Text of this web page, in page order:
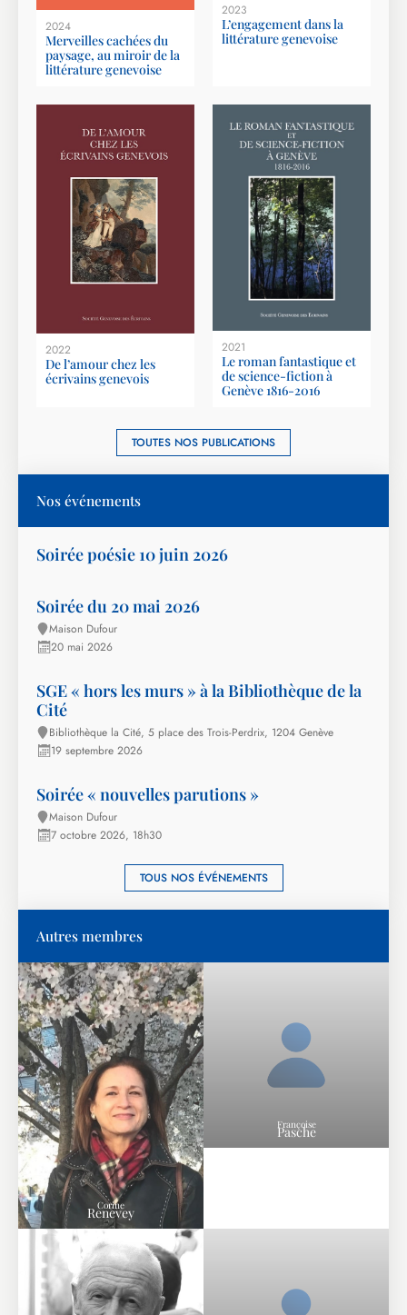
2024
Merveilles cachées du
paysage, au miroir de la
littérature genevoise
2023
L’engagement dans la
littérature genevoise
2022
De l’amour chez les
écrivains genevois
2021
Le roman fantastique et
de science-fiction à
Genève 1816-2016
TOUTES NOS PUBLICATIONS
Nos événements
Soirée poésie 10 juin 2026
Soirée du 20 mai 2026
Maison Dufour
20 mai 2026
SGE « hors les murs » à la Bibliothèque de la
Cité
Bibliothèque la Cité, 5 place des Trois-Perdrix, 1204 Genève
19 septembre 2026
Soirée « nouvelles parutions »
Maison Dufour
7 octobre 2026, 18h30
TOUS NOS ÉVÉNEMENTS
Autres membres
Corine
Renevey
Françoise
Pasche